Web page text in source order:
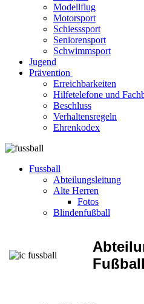
Modellflug
Motorsport
Schiesssport
Seniorensport
Schwimmsport
Jugend
Prävention
Erreichbarkeiten
Hilfetelefone und
Beschluss
Verhaltensregeln
Ehrenkodex
Fussball
Abteilungsleitung
Alte Herren
Fotos
Blindenfußball
Fußball